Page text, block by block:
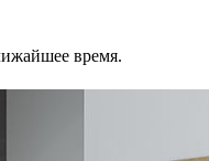
время.